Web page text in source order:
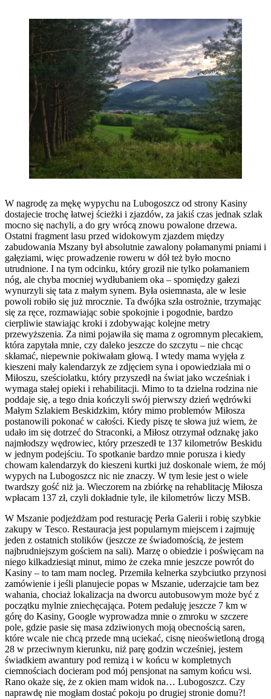
W nagrodę za mękę wypychu na Lubogoszcz od strony Kasiny
dostajecie trochę łatwej ścieżki i zjazdów, za jakiś czas jednak szlak
mocno się nachyli, a do gry wrócą znowu powalone drzewa.
Ostatni fragment lasu przed widokowym zjazdem między
zabudowania Mszany był absolutnie zawalony połamanymi pniami i
gałęziami, więc prowadzenie roweru w dół też było mocno
utrudnione. I na tym odcinku, który groził nie tylko połamaniem
nóg, ale chyba mocniej wydłubaniem oka – spomiędzy gałezi
wynurzyli się tata z małym synem. Była osiemnasta, ale w lesie
powoli robiło się już mrocznie. Ta dwójka szła ostrożnie, trzymając
się za ręce, rozmawiając sobie spokojnie i pogodnie, bardzo
cierpliwie stawiając kroki i zdobywając kolejne metry
przewyższenia. Za nimi pojawiła się mama z ogromnym plecakiem,
która zapytała mnie, czy daleko jeszcze do szczytu – nie chcąc
skłamać, niepewnie pokiwałam głową. I wtedy mama wyjęła z
kieszeni mały kalendarzyk ze zdjęciem syna i opowiedziała mi o
Miłoszu, sześciolatku, który przyszedł na świat jako wcześniak i
wymaga stałej opieki i rehabilitacji. Mimo to ta dzielna rodzina nie
poddaje się, a tego dnia kończyli swój pierwszy dzień wędrówki
Małym Szlakiem Beskidzkim, który mimo problemów Miłosza
postanowili pokonać w całości. Kiedy piszę te słowa już wiem, że
udało im się dotrzeć do Straconki, a Miłosz otrzymał odznakę jako
najmłodszy wędrowiec, który przeszedł te 137 kilometrów Beskidu
w jednym podejściu. To spotkanie bardzo mnie porusza i kiedy
chowam kalendarzyk do kieszeni kurtki już doskonale wiem, że mój
wypych na Lubogoszcz nic nie znaczy. W tym lesie jest o wiele
twardszy gość niż ja. Wieczorem na zbiórkę na rehablitację Miłosza
wpłacam 137 zł, czyli dokładnie tyle, ile kilometrów liczy MSB.
W Mszanie podjeżdżam pod resturację Perła Galerii i robię szybkie
zakupy w Tesco. Restauracja jest popularnym miejscem i zajmuję
jeden z ostatnich stolików (jeszcze ze świadomością, że jestem
najbrudniejszym gościem na sali). Marzę o obiedzie i poświęcam na
niego kilkadziesiąt minut, mimo że czeka mnie jeszcze powrót do
Kasiny – to tam mam nocleg. Przemiła kelnerka szybciutko przynosi
zamówienie i jeśli planujecie popas w Mszanie, uderzajcie tam bez
wahania, chociaż lokalizacja na dworcu autobusowym może być z
początku mylnie zniechęcająca. Potem pedałuję jeszcze 7 km w
górę do Kasiny, Google wyprowadza mnie o zmroku w szczere
pole, gdzie pasie się masa zdziwionych moją obecnością saren,
które wcale nie chcą przede mną uciekać, cisnę nieoświetloną drogą
28 w przeciwnym kierunku, niż parę godzin wcześniej, jestem
świadkiem awantury pod remizą i w końcu w kompletnych
ciemnościach docieram pod mój pensjonat na samym końcu wsi.
Rano okaże się, że z okien mam widok na… Lubogoszcz. Czy
naprawdę nie mogłam dostać pokoju po drugiej stronie domu?!